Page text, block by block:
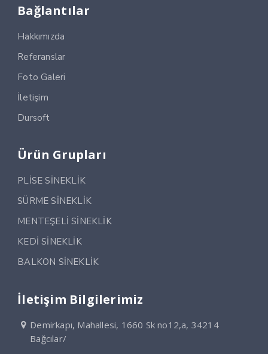
Bağlantılar
Hakkımızda
Referanslar
Foto Galeri
İletişim
Dursoft
Ürün Grupları
PLİSE SİNEKLİK
SÜRME SİNEKLİK
MENTEŞELİ SİNEKLİK
KEDİ SİNEKLİK
BALKON SİNEKLİK
İletişim Bilgilerimiz
Demirkapı, Mahallesi, 1660 Sk no12,a, 34214
Bağcılar/